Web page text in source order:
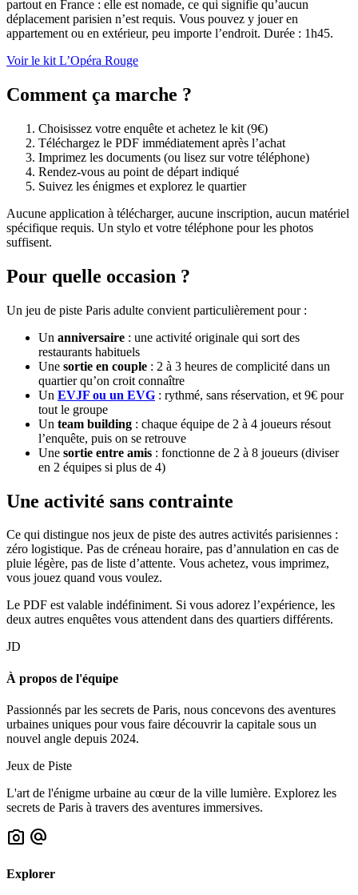
partout en France : elle est nomade, ce qui signifie qu’aucun
déplacement parisien n’est requis. Vous pouvez y jouer en
appartement ou en extérieur, peu importe l’endroit. Durée : 1h45.
Voir le kit L’Opéra Rouge
Comment ça marche ?
Choisissez votre enquête et achetez le kit (9€)
Téléchargez le PDF immédiatement après l’achat
Imprimez les documents (ou lisez sur votre téléphone)
Rendez-vous au point de départ indiqué
Suivez les énigmes et explorez le quartier
Aucune application à télécharger, aucune inscription, aucun matériel
spécifique requis. Un stylo et votre téléphone pour les photos
suffisent.
Pour quelle occasion ?
Un jeu de piste Paris adulte convient particulièrement pour :
Un anniversaire : une activité originale qui sort des
restaurants habituels
Une sortie en couple : 2 à 3 heures de complicité dans un
quartier qu’on croit connaître
Un EVJF ou un EVG : rythmé, sans réservation, et 9€ pour
tout le groupe
Un team building : chaque équipe de 2 à 4 joueurs résout
l’enquête, puis on se retrouve
Une sortie entre amis : fonctionne de 2 à 8 joueurs (diviser
en 2 équipes si plus de 4)
Une activité sans contrainte
Ce qui distingue nos jeux de piste des autres activités parisiennes :
zéro logistique. Pas de créneau horaire, pas d’annulation en cas de
pluie légère, pas de liste d’attente. Vous achetez, vous imprimez,
vous jouez quand vous voulez.
Le PDF est valable indéfiniment. Si vous adorez l’expérience, les
deux autres enquêtes vous attendent dans des quartiers différents.
JD
À propos de l'équipe
Passionnés par les secrets de Paris, nous concevons des aventures
urbaines uniques pour vous faire découvrir la capitale sous un
nouvel angle depuis 2024.
Jeux de Piste
L'art de l'énigme urbaine au cœur de la ville lumière. Explorez les
secrets de Paris à travers des aventures immersives.
photo_camera alternate_email
Explorer